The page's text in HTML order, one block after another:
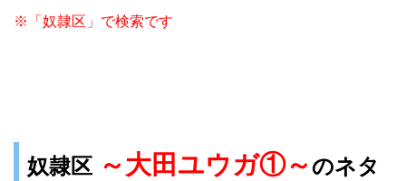
※「奴隷区」で検索です
奴隷区 ～大田ユウガ①～ のネタ